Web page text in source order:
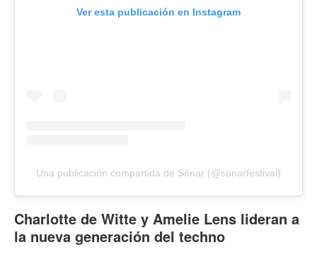
Ver esta publicación en Instagram
Una publicación compartida de Sónar (@sonarfestival)
Charlotte de Witte y Amelie Lens lideran a
la nueva generación del techno